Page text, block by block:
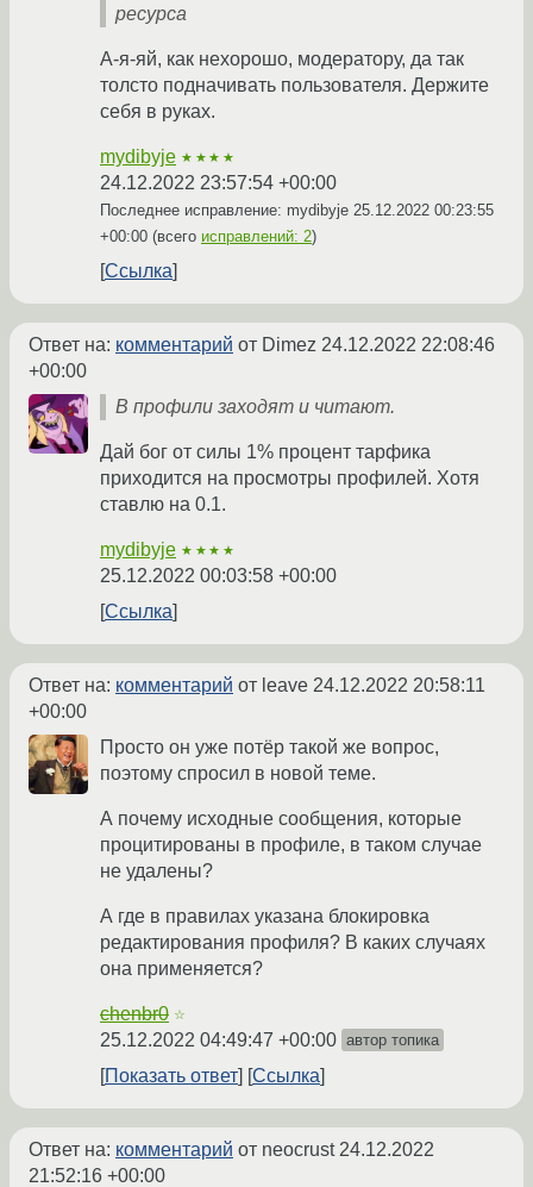
ресурса
А-я-яй, как нехорошо, модератору, да так
толсто подначивать пользователя. Держите
себя в руках.
mydibyje ★★★★
24.12.2022 23:57:54 +00:00
Последнее исправление: mydibyje 25.12.2022 00:23:55
+00:00 (всего исправлений: 2)
Ссылка
Ответ на: комментарий от Dimez 24.12.2022 22:08:46
+00:00
В профили заходят и читают.
Дай бог от силы 1% процент тарфика
приходится на просмотры профилей. Хотя
ставлю на 0.1.
mydibyje ★★★★
25.12.2022 00:03:58 +00:00
Ссылка
Ответ на: комментарий от leave 24.12.2022 20:58:11
+00:00
Просто он уже потёр такой же вопрос,
поэтому спросил в новой теме.
А почему исходные сообщения, которые
процитированы в профиле, в таком случае
не удалены?
А где в правилах указана блокировка
редактирования профиля? В каких случаях
она применяется?
chenbr0 ☆
25.12.2022 04:49:47 +00:00 автор топика
Показать ответ Ссылка
Ответ на: комментарий от neocrust24.12.2022
21:52:16 +00:00